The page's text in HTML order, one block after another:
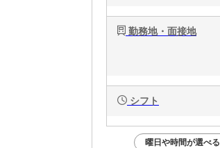
勤務地・面接地
シフト
曜日や時間が選べる